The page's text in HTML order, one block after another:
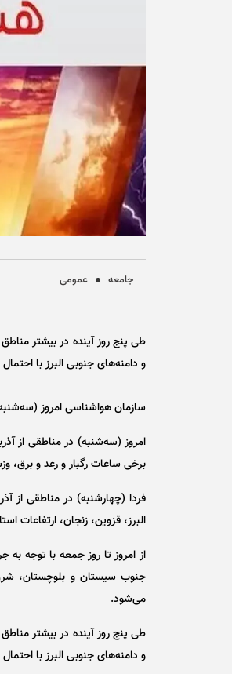
جامعه عمومی
طی پنج روز آینده در بیشتر
و دامنه‌های جنوبی البرز با
سازمان هواشناسی امروز (سه‌شنبه) برای ۶ استان کشور و ارتفاعات البرز غربی، رگبار باران و وزش باد
امروز (سه‌شنبه) در مناطقی از
برخی ساعات رگبار و رعد و
فردا (چهارشنبه) در مناطقی از
البرز، قزوین، زنجان،
از امروز تا روز جمعه با توجه
جنوب سیستان و بلوچستان،
می‌شود.
طی پنج روز آینده در بیشتر
و دامنه‌های جنوبی البرز با